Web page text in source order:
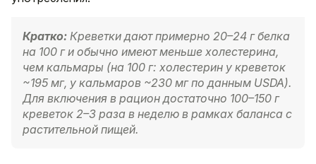
Кратко: Креветки дают примерно 20–24 г белка
на 100 г и обычно имеют меньше холестерина,
чем кальмары (на 100 г: холестерин у креветок
~195 мг, у кальмаров ~230 мг по данным USDA).
Для включения в рацион достаточно 100–150 г
креветок 2–3 раза в неделю в рамках баланса с
растительной пищей.